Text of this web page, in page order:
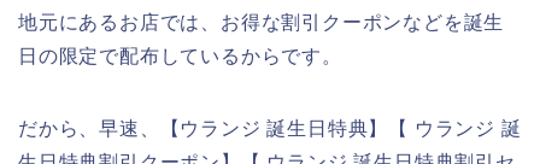
地元にあるお店では、お得な割引クーポンなどを誕生
日の限定で配布しているからです。
だから、早速、【ウランジ 誕生日特典】【 ウランジ 誕